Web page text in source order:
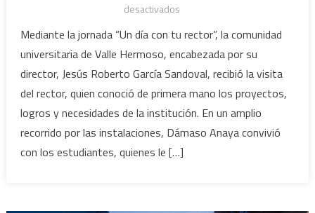
desactivadosen
rector
encuentro
con
universitarios
de
Valle
Hermoso
Mediante la jornada “Un día con tu rector”, la comunidad
universitaria de Valle Hermoso, encabezada por su
director, Jesús Roberto García Sandoval, recibió la visita
del rector, quien conoció de primera mano los proyectos,
logros y necesidades de la institución. En un amplio
recorrido por las instalaciones, Dámaso Anaya convivió
con los estudiantes, quienes le […]